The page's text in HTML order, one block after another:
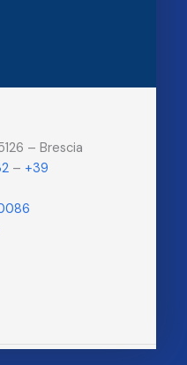
– Brescia
– +39